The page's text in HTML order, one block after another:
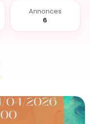
Annonces
6